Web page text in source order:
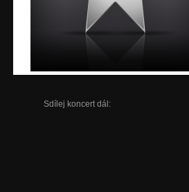
Sdílej koncert dál: